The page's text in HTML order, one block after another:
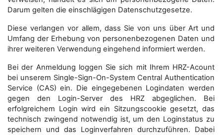
Darum gelten die einschlägigen Datenschutzgesetze.
Diese verlangen vor allem, dass Sie von uns über Art und
Umfang der Erhebung von personenbezogenen Daten und
ihrer weiteren Verwendung eingehend informiert werden.
Bei der Anmeldung loggen Sie sich mit Ihrem HRZ-Acount
bei unserem Single-Sign-On-System Central Authentication
Service (CAS) ein. Die eingegebenen Logindaten werden
gegen den Login-Server des HRZ abgeglichen. Bei
erfolgreichem Login wird ein Sitzungscookie gesetzt, das
technisch zwingend notwendig ist, um den Loginstatus zu
speichern und das Loginverfahren durchzuführen. Dabei